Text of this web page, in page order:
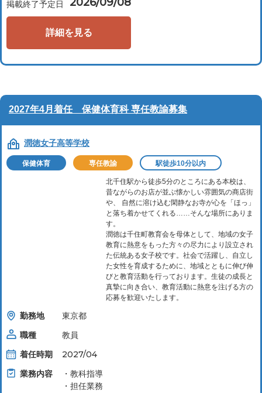
掲載終了予定日
詳細を見る
2027年4月着任 保健体育科 専任教諭募集
潤徳女子高等学校
保健体育 専任教諭 駅徒歩10分以内
北千住駅から徒歩5分のところにある本校は、
昔ながらのお店が並ぶ懐かしい雰囲気の商店街
や、 自然に溶け込む閑静なお寺が心を「ほっ」
と落ち着かせてくれる……そんな場所にありま
す。
潤徳は千住町教育会を母体として、地域の女子
教育に熱意をもった方々の尽力により設立され
た伝統ある女子校です。社会で活躍し、自立し
た女性を育成するために、地域とともに伸び伸
びと教育活動を行っております。生徒の成長と
真摯に向き合い、教育活動に熱意を注げる方の
応募を歓迎いたします。
勤務地
東京都
職種
教員
着任時期
2027/04
業務内容
・教科指導
・担任業務